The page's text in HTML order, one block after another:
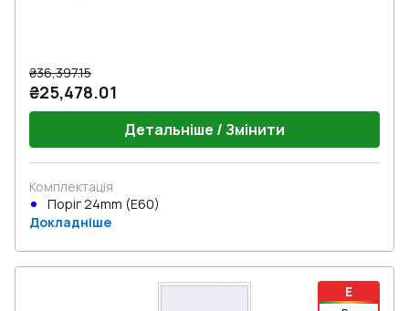
₴36,397.15
₴25,478.01
Детальніше / Змінити
Комплектація
Поріг 24mm (E60)
Докладніше
E